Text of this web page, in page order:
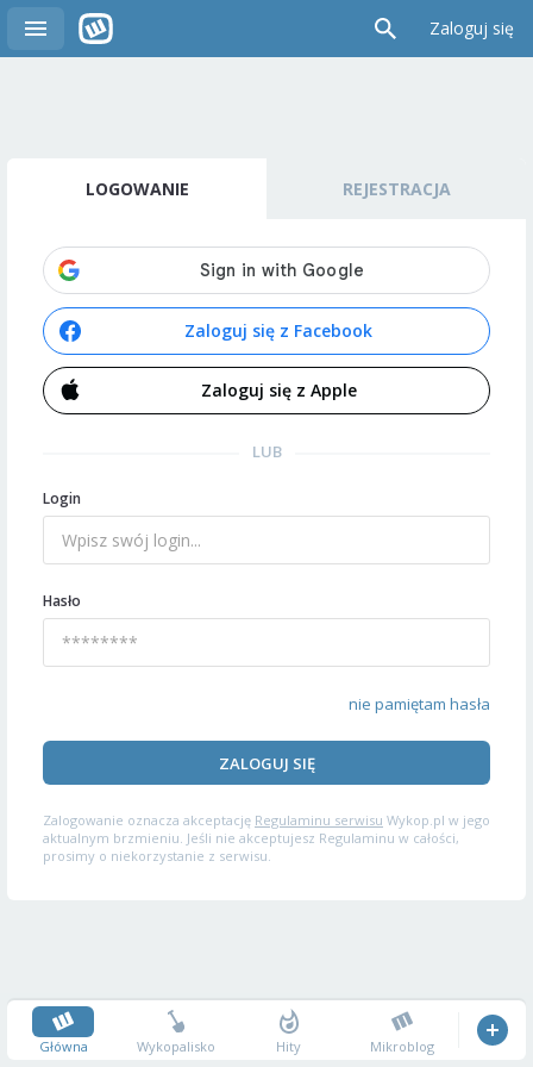
Zaloguj się
LOGOWANIE REJESTRACJA
Zaloguj się z Facebook
Zaloguj się z Apple
LUB
Login
Hasło
nie pamiętam hasła
ZALOGUJ SIĘ
Zalogowanie oznacza akceptację Regulaminu serwisu Wykop.pl w jego
aktualnym brzmieniu. Jeśli nie akceptujesz Regulaminu w całości,
prosimy o niekorzystanie z serwisu.
Główna Wykopalisko Hity Mikroblog